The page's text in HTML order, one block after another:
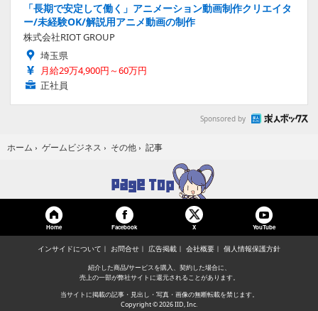
「長期で安定して働く」アニメーション動画制作クリエイタ
ー/未経験OK/解説用アニメ動画の制作
株式会社RIOT GROUP
埼玉県
月給29万4,900円～60万円
正社員
Sponsored by
ホーム › ゲームビジネス › その他 › 記事
Home Facebook X YouTube
インサイドについて お問合せ 広告掲載 会社概要 個人情報保護方針
紹介した商品/サービスを購入、契約した場合に、
売上の一部が弊社サイトに還元されることがあります。
当サイトに掲載の記事・見出し・写真・画像の無断転載を禁じます。
Copyright © 2026 IID, Inc.